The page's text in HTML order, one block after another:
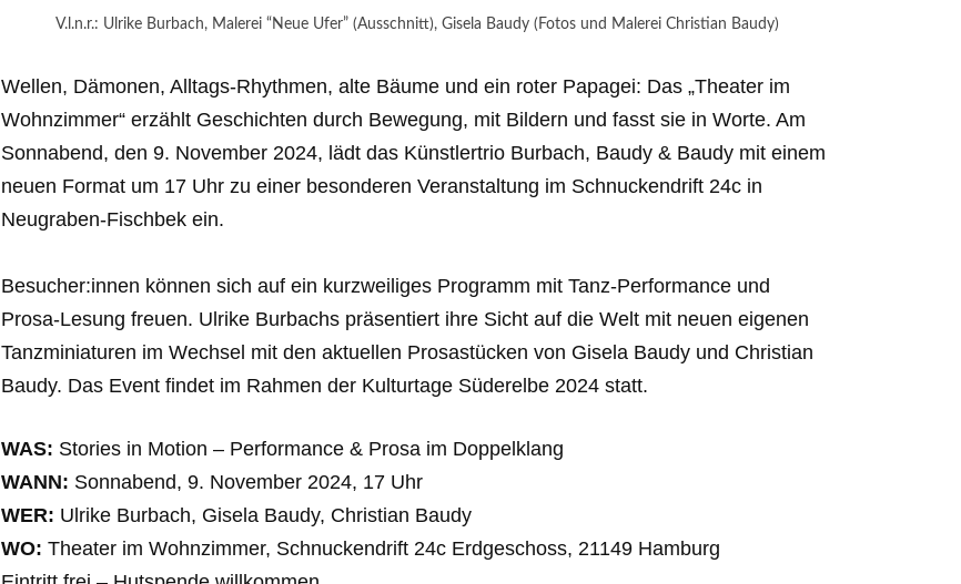
V.l.n.r.: Ulrike Burbach, Malerei “Neue Ufer” (Ausschnitt), Gisela Baudy (Fotos und Malerei Christian Baudy)
Wellen, Dämonen, Alltags-Rhythmen, alte Bäume und ein roter Papagei: Das „Theater im
Wohnzimmer“ erzählt Geschichten durch Bewegung, mit Bildern und fasst sie in Worte. Am
Sonnabend, den 9. November 2024, lädt das Künstlertrio Burbach, Baudy & Baudy mit einem
neuen Format um 17 Uhr zu einer besonderen Veranstaltung im Schnuckendrift 24c in
Neugraben-Fischbek ein.
Besucher:innen können sich auf ein kurzweiliges Programm mit Tanz-Performance und
Prosa-Lesung freuen. Ulrike Burbachs präsentiert ihre Sicht auf die Welt mit neuen eigenen
Tanzminiaturen im Wechsel mit den aktuellen Prosastücken von Gisela Baudy und Christian
Baudy. Das Event findet im Rahmen der Kulturtage Süderelbe 2024 statt.
WAS: Stories in Motion – Performance & Prosa im Doppelklang
WANN: Sonnabend, 9. November 2024, 17 Uhr
WER: Ulrike Burbach, Gisela Baudy, Christian Baudy
WO: Theater im Wohnzimmer, Schnuckendrift 24c Erdgeschoss, 21149 Hamburg